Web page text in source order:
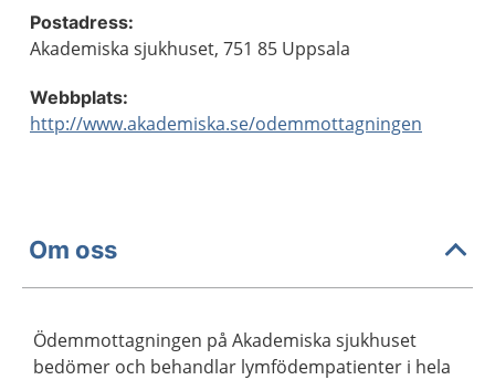
Postadress:
Akademiska sjukhuset, 751 85 Uppsala
Webbplats:
http://www.akademiska.se/odemmottagningen
Om oss
Ödemmottagningen på Akademiska sjukhuset
bedömer och behandlar lymfödempatienter i hela